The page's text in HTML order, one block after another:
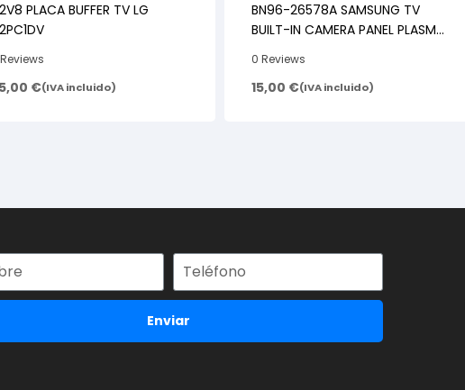
PLACA BUFFER TV LG
€(IVA incluido)
BN96-26578A SAMSUNG TV
BUILT-IN CAMERA PANEL PLASMA
0 Reviews
15,00 €(IVA incluido)
Enviar